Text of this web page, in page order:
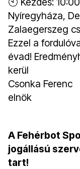
Nyíregyháza,
Zalaegerszeg
Ezzel a
évad!
kerül
Csonka Ferenc
elnök
A Fehérbot
jogállású
tart!